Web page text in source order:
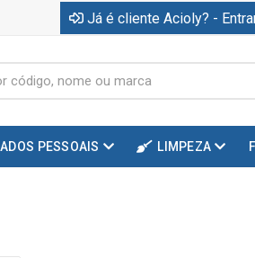
Já é cliente Acioly? -
PESSOAIS LIMPEZA